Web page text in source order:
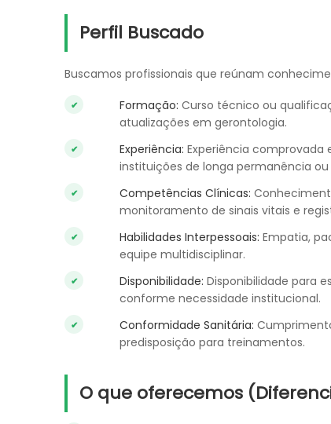
Perfil Buscado
Buscamos profissionais que reúnam
Formação: Curso técnico ou
atualizações em gerontologia.
Experiência: Experiência comprovada
instituições de longa permanência ou
Competências Clínicas:
monitoramento de sinais vitais e
Habilidades Interpessoais: Empatia,
equipe multidisciplinar.
Disponibilidade: Disponibilidade para
conforme necessidade institucional.
Conformidade Sanitária:
predisposição para treinamentos.
O que oferecemos